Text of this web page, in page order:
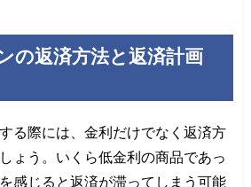
の返済方法と返済計画
る際には、金利だけでなく返済方
ょう。いくら低金利の商品であっ
感じると返済が滞ってしまう可能